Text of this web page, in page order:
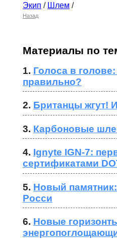
Экип / Шлем /
Назад
Материалы по
1. Голоса в
правильно?
2. Британцы жгут!
3. Карбоновые
4. Ignyte IGN-7:
сертификатами
5. Новый
Росси
6. Новые